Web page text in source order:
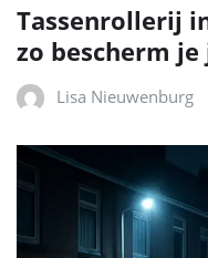
Tassenrollerij
zo bescherm
Lisa Nieuwenburg